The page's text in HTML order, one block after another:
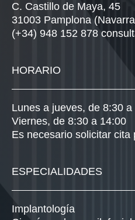
C. Castillo de Maya, 45
31003 Pamplona
(+34) 948 152 878
HORARIO
Lunes a jueves, de 8:30 a
Viernes, de 8:30 a 14:00
Es necesario solicitar cita
ESPECIALIDADES
Implantología